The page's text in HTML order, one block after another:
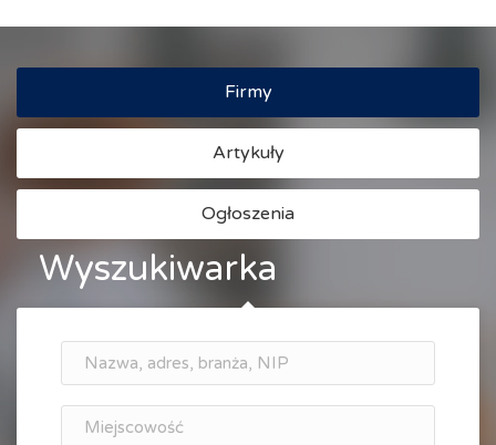
Firmy
Artykuły
Ogłoszenia
Wyszukiwarka